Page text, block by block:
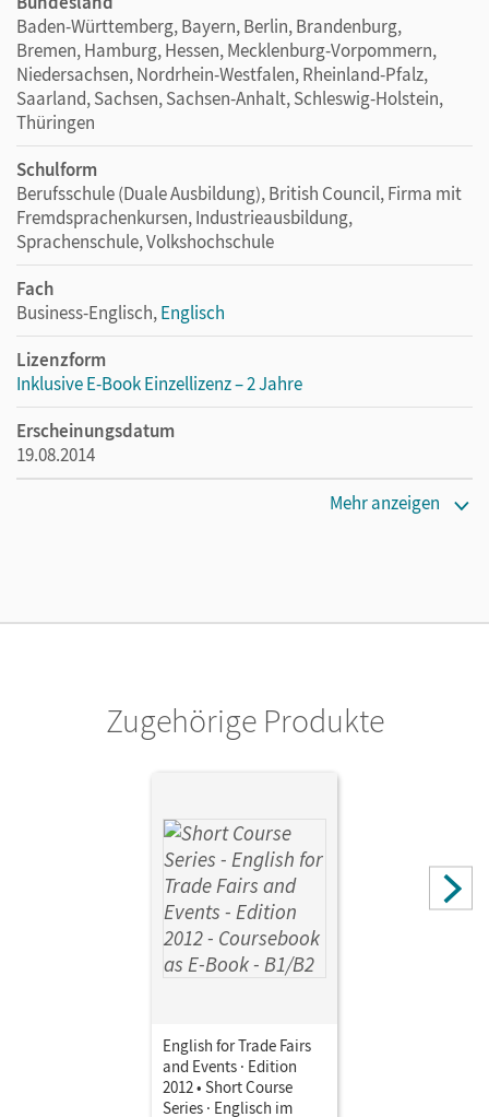
Baden-Württemberg, Bayern, Berlin, Brandenburg,
Bremen, Hamburg, Hessen, Mecklenburg-Vorpommern,
Niedersachsen, Nordrhein-Westfalen, Rheinland-Pfalz,
Saarland, Sachsen, Sachsen-Anhalt, Schleswig-Holstein,
Thüringen
Schulform
Berufsschule (Duale Ausbildung), British Council, Firma mit
Fremdsprachenkursen, Industrieausbildung,
Sprachenschule, Volkshochschule
Fach
Business-Englisch,Englisch
Lizenzform
Inklusive E-Book Einzellizenz – 2 Jahre
Erscheinungsdatum
19.08.2014
Grussendorf, Marion
Mehr anzeigen
Zugehörige Produkte
English for Trade Fairs
and Events · Edition
2012 • Short Course
Series · Englisch im